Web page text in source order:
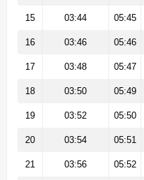
15 03:44 05:45
16 03:46 05:46
17 03:48 05:47
18 03:50 05:49
19 03:52 05:50
20 03:54 05:51
21 03:56 05:52